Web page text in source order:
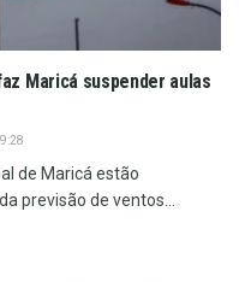
Maricá suspender aulas
de Maricá estão
previsão de ventos...